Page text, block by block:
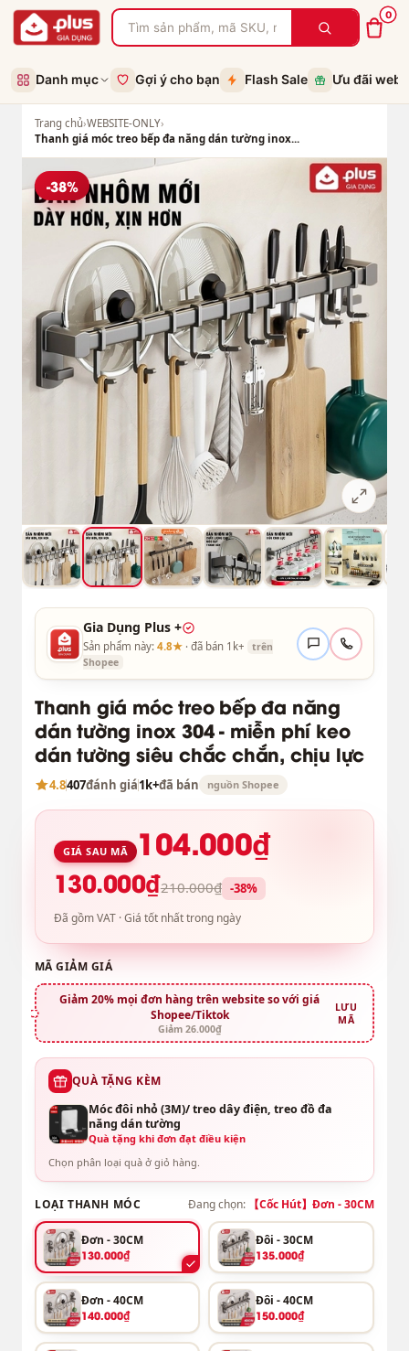
0
Danh mục Gợi ý cho bạn Flash Sale Ưu đãi web
Trang chủ›WEBSITE-ONLY›
Thanh giá móc treo bếp đa năng dán tường inox...
-38%
Gia Dụng Plus +
Sản phẩm này: 4.8★· đã bán 1k+
trên
Shopee
Thanh giá móc treo bếp đa năng
dán tường inox 304 - miễn phí keo
dán tường siêu chắc chắn, chịu lực
4.8407đánh giá1k+đã bán nguồn Shopee
GIÁ SAU MÃ 104.000₫
130.000₫210.000₫ -38%
Đã gồm VAT · Giá tốt nhất trong ngày
MÃ GIẢM GIÁ
Giảm 20% mọi đơn hàng trên website so với giá
Shopee/Tiktok
Giảm 26.000₫
LƯU
MÃ
QUÀ TẶNG KÈM
Móc đôi nhỏ (3M)/ treo dây điện, treo đồ đa
năng dán tường
Quà tặng khi đơn đạt điều kiện
Chọn phân loại quà ở giỏ hàng.
LOẠI THANH MÓC Đang chọn: 【Cốc Hút】Đơn - 30CM
Đơn - 30CM
130.000₫
Đôi - 30CM
135.000₫
Đơn - 40CM
140.000₫
Đôi - 40CM
150.000₫